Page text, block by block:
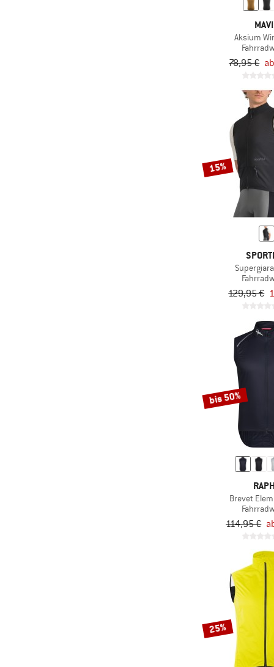
Aksium
78,95 €
15%
129,95 €
bis 50%
Brevet
114,95 €
25%